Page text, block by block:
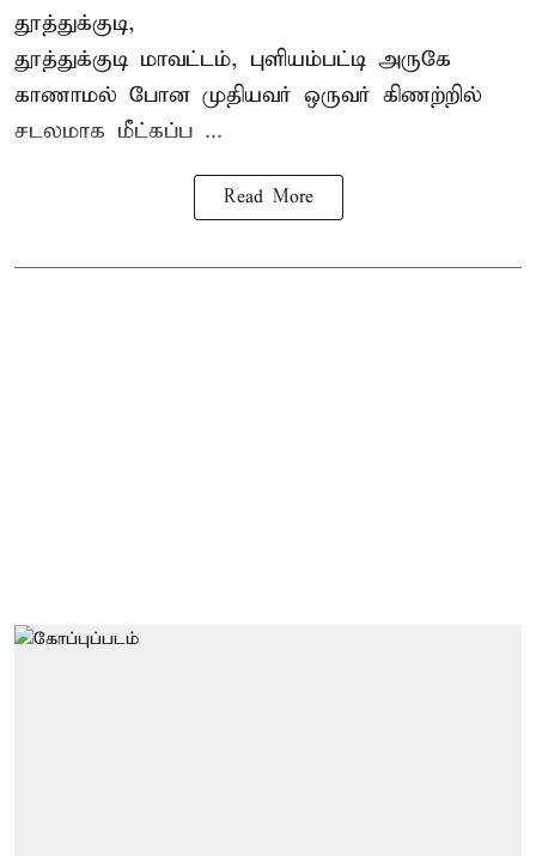
தூத்துக்குடி,
தூத்துக்குடி மாவட்டம், புளியம்பட்டி அருகே
காணாமல் போன முதியவர் ஒருவர் கிணற்றில்
சடலமாக மீட்கப்ப ...
Read More